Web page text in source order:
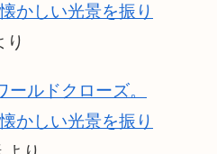
かしい光景を振り
り
ルドクローズ。
かしい光景を振り